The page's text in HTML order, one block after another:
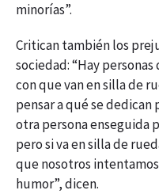
minorías”.
Critican también los
sociedad: “Hay
con que van en silla de
pensar a qué se
otra persona enseguida
pero si va en silla de
que nosotros
humor”, dicen.